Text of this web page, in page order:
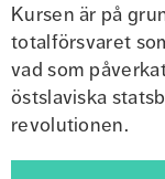
Kursen är på
totalförsvaret
vad som
östslaviska
revolutionen.